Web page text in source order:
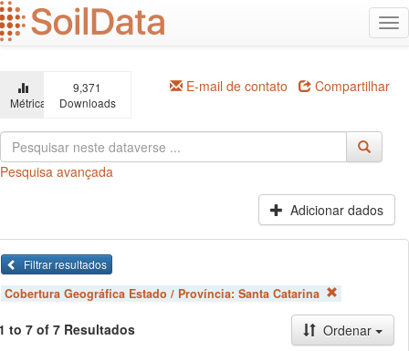
Ir
para
o
principal
Métricas
9,371
Downloads
E-mail de contato Compartilhar
Pesquisa avançada
Adicionar dados
Filtrar resultados
Cobertura Geográfica Estado / Província: Santa Catarina
to 7 of 7 Resultados
Ordenar